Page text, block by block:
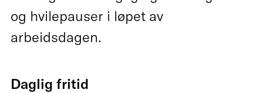
og hvilepauser i løpet av
arbeidsdagen.
Daglig fritid